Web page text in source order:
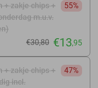
+ zakje chips +
m.u.v.
55%
€30,80 €13,95
incl.
47%